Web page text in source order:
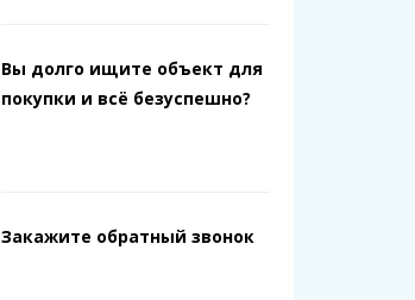
Вы долго ищите объект для
покупки и всё безуспешно?
Закажите обратный звонок